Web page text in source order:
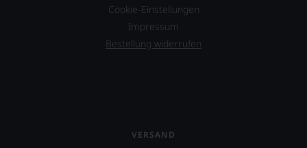
Cookie-Einstellungen
Impressum
Bestellung widerrufen
VERSAND